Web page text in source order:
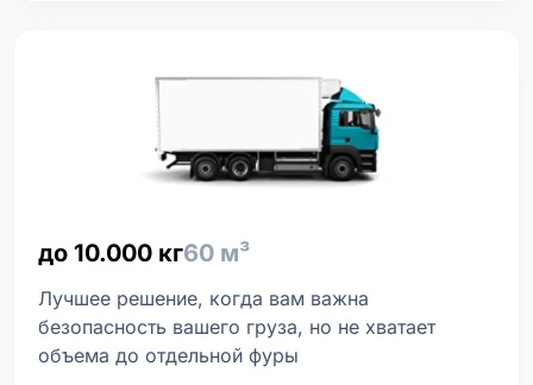
до 10.000 кг60 м³
Лучшее решение, когда вам важна
безопасность вашего груза, но не хватает
объема до отдельной фуры